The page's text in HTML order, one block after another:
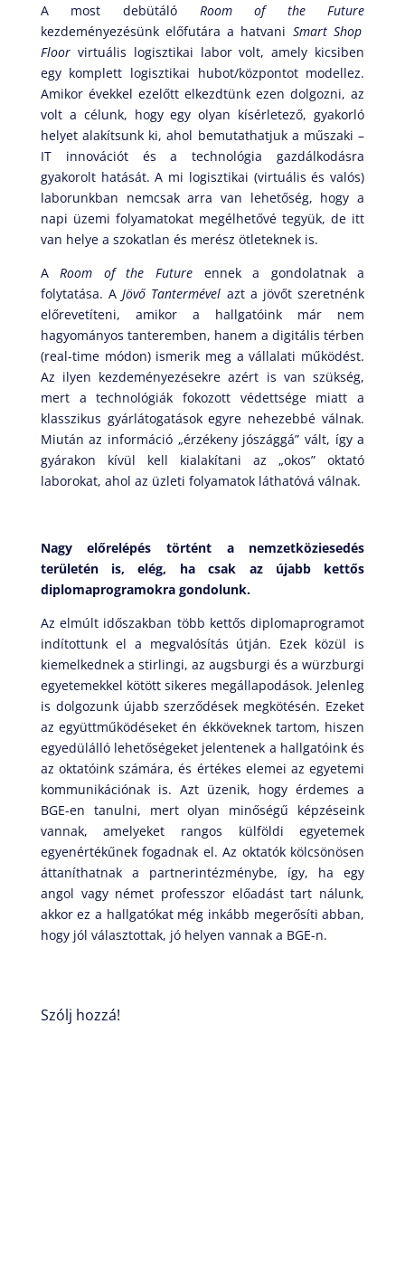
A most debütáló Room of the Future
kezdeményezésünk előfutára a hatvani Smart Shop
Floor virtuális logisztikai labor volt, amely kicsiben
egy komplett logisztikai hubot/központot modellez.
Amikor évekkel ezelőtt elkezdtünk ezen dolgozni, az
volt a célunk, hogy egy olyan kísérletező, gyakorló
helyet alakítsunk ki, ahol bemutathatjuk a műszaki –
IT innovációt és a technológia gazdálkodásra
gyakorolt hatását. A mi logisztikai (virtuális és valós)
laborunkban nemcsak arra van lehetőség, hogy a
napi üzemi folyamatokat megélhetővé tegyük, de itt
van helye a szokatlan és merész ötleteknek is.
ARoom of the Future ennek a gondolatnak a
folytatása. AJövő Tantermével azt a jövőt szeretnénk
előrevetíteni, amikor a hallgatóink már nem
hagyományos tanteremben, hanem a digitális térben
(real-time módon) ismerik meg a vállalati működést.
Az ilyen kezdeményezésekre azért is van szükség,
mert a technológiák fokozott védettsége miatt a
klasszikus gyárlátogatások egyre nehezebbé válnak.
Miután az információ „érzékeny jószággá” vált, így a
gyárakon kívül kell kialakítani az „okos” oktató
laborokat, ahol az üzleti folyamatok láthatóvá válnak.
Nagy előrelépés történt a nemzetköziesedés
területén is, elég, ha csak az újabb kettős
diplomaprogramokra gondolunk.
Az elmúlt időszakban több kettős diplomaprogramot
indítottunk el a megvalósítás útján. Ezek közül is
kiemelkednek a stirlingi, az augsburgi és a würzburgi
egyetemekkel kötött sikeres megállapodások. Jelenleg
is dolgozunk újabb szerződések megkötésén. Ezeket
az együttműködéseket én ékköveknek tartom, hiszen
egyedülálló lehetőségeket jelentenek a hallgatóink és
az oktatóink számára, és értékes elemei az egyetemi
kommunikációnak is. Azt üzenik, hogy érdemes a
BGE-en tanulni, mert olyan minőségű képzéseink
vannak, amelyeket rangos külföldi egyetemek
egyenértékűnek fogadnak el. Az oktatók kölcsönösen
áttaníthatnak a partnerintézménybe, így, ha egy
angol vagy német professzor előadást tart nálunk,
akkor ez a hallgatókat még inkább megerősíti abban,
hogy jól választottak, jó helyen vannak a BGE-n.
Szólj hozzá!